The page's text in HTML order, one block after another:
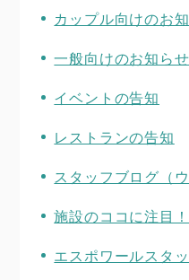
カップル向けのお
一般向けのお知らせ
イベントの告知
レストランの告知
スタッフブログ（
施設のココに注目！
エスポワールスタ